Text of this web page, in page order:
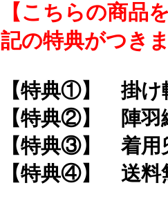
【こちらの商品
記の特典がつき
【特典①】 掛け
【特典②】 陣羽
【特典③】 着用
【特典④】 送料